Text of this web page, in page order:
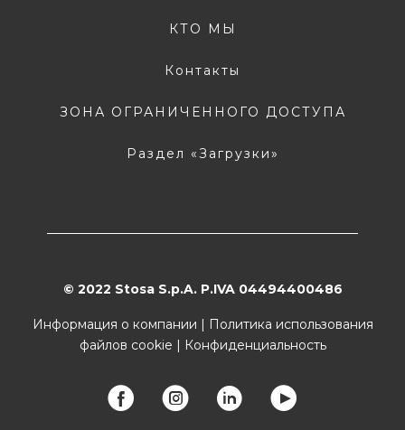
КТО МЫ
Контакты
ЗОНА ОГРАНИЧЕННОГО ДОСТУПА
Раздел «Загрузки»
© 2022 Stosa S.p.A. P.IVA 04494400486
Информация о компании | Политика использования
файлов cookie | Конфиденциальность